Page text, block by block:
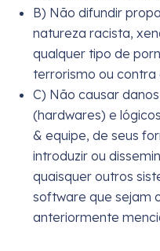
B) Não difundir
natureza racista,
qualquer tipo de
terrorismo ou contra
C) Não causar
(hardwares) e
& equipe, de seus
introduzir ou
quaisquer outros
software que sejam
anteriormente